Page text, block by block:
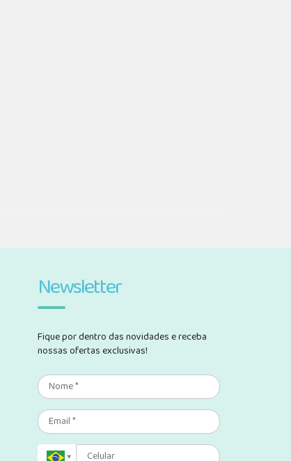
Newsletter
Fique por dentro das novidades e receba
nossas ofertas exclusivas!